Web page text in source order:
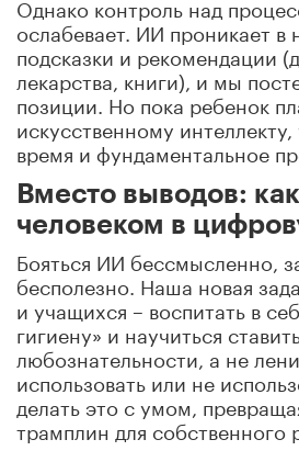
Однако контроль над
ослабевает. ИИ проникает в
подсказки и рекомендации
лекарства, книги), и мы
позиции. Но пока ребенок
искусственному
время и фундаментальное
Вместо выводов:
человеком в
Бояться ИИ бессмысленно,
бесполезно. Наша новая
и учащихся – воспитать в
гигиену» и научиться
любознательности, а не
использовать или не
делать это с умом,
трамплин для собственного